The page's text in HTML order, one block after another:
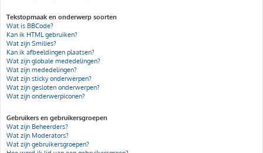
Tekstopmaak en onderwerp soorten
Wat is BBCode?
Kan ik HTML gebruiken?
Wat zijn Smilies?
Kan ik afbeeldingen plaatsen?
Wat zijn globale mededelingen?
Wat zijn mededelingen?
Wat zijn sticky onderwerpen?
Wat zijn gesloten onderwerpen?
Wat zijn onderwerpiconen?
Gebruikers en gebruikersgroepen
Wat zijn Beheerders?
Wat zijn Moderators?
Wat zijn gebruikersgroepen?